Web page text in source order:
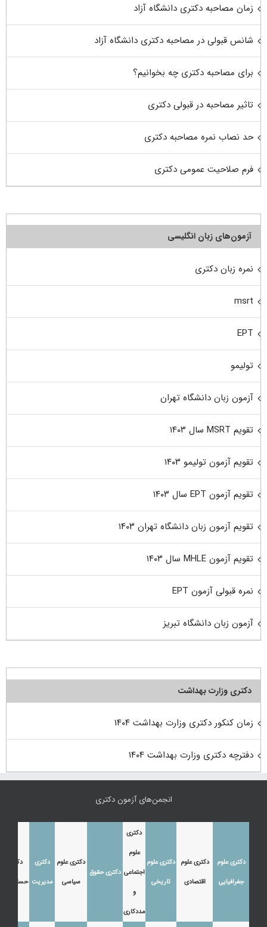
زمان مصاحبه دکتری دانشگاه آزاد
شانس قبولی در مصاحبه دکتری دانشگاه آزاد
برای مصاحبه دکتری چه بخوانیم؟
تاثیر مصاحبه در قبولی دکتری
حد نصاب نمره مصاحبه دکتری
فرم صلاحیت عمومی دکتری
آزمون‌های زبان انگلیسی
نمره زبان دکتری
msrt
EPT
تولیمو
آزمون زبان دانشگاه تهران
تقویم MSRT سال ۱۴۰۳
تقویم آزمون تولیمو ۱۴۰۳
تقویم آزمون EPT سال ۱۴۰۳
تقویم آزمون زبان دانشگاه تهران ۱۴۰۳
تقویم آزمون MHLE سال ۱۴۰۳
نمره قبولی آزمون EPT
آزمون زبان دانشگاه تبریز
دکتری وزارت بهداشت
زمان کنکور دکتری وزارت بهداشت ۱۴۰۴
دفترچه دکتری وزارت بهداشت ۱۴۰۴
انجمن‌های آزمون دکتری
دکتری علوم
جغرافیایی
دکتری علوم
اقتصادی
دکتری علوم
تاریخی
دکتری
علوم
اجتماعی
و
مددکاری
دکتری حقوق
دکتری علوم
سیاسی
دکتری
مدیریت
دکتری
حسابداری